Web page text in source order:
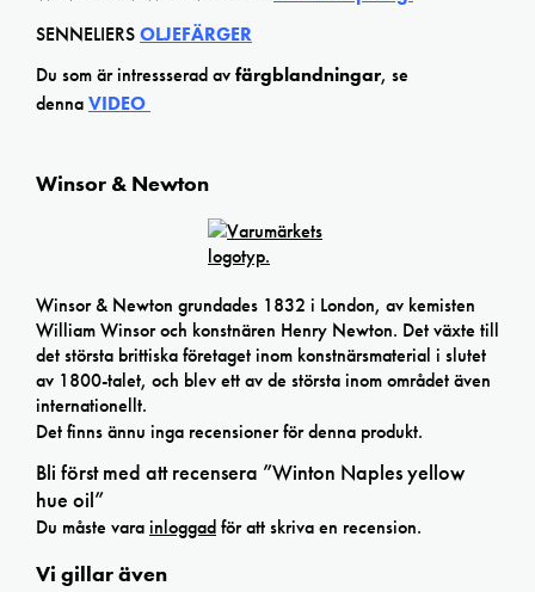
SENNELIERSOLJEFÄRGER
Du som är intressserad avfärgblandningar, se
dennaVIDEO
Winsor & Newton
Winsor & Newton grundades 1832 i London, av kemisten
William Winsor och konstnären Henry Newton. Det växte till
det största brittiska företaget inom konstnärsmaterial i slutet
av 1800-talet, och blev ett av de största inom området även
internationellt.
Det finns ännu inga recensioner för denna produkt.
Bli först med att recensera ”Winton Naples yellow
hue oil”
Du måste varainloggadför att skriva en recension.
Vi gillar även